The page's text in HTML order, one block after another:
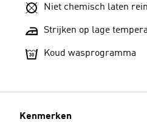
Niet chemisch laten
Strijken op lage
Koud wasprogramma
Kenmerken